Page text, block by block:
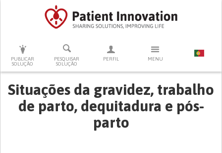
PUBLICAR
SOLUÇÃO
PESQUISAR
SOLUÇÃO
PERFIL MENU
PRESSIONE ENTER PARA PESQUISAR
Situações da gravidez, trabalho
de parto, dequitadura e pós-
parto